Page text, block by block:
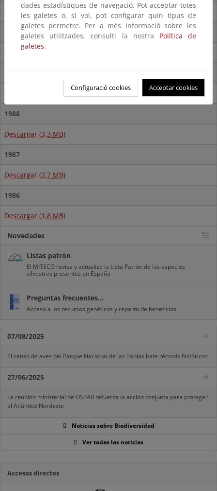
Descargar (4,2 MB)
Descargar (3,3 MB)
1988
Descargar (3,3 MB)
1987
Descargar (2,7 MB)
1986
Descargar (1,8 MB)
Novedades
Listas patrón
El MITECO revisa y actualiza la Lista Patrón de las especies
silvestres presentes en España
Preguntas frecuentes...
Acceso a los recursos genéticos y reparto de beneficios
07/08/2025
El censo de aves del Parque Nacional de las Tablas bate récords históricos
27/06/2025
La reunión ministerial de OSPAR refuerza la acción conjunta para proteger
el Atlántico Nordeste
Noticias sobre Biodiversidad
Ver todas las noticias
Accesos directos
dades estadístiques de navegació. Pot acceptar totes
les galetes o, si vol, pot configurar quin tipus de
galetes permetre. Per a més informació sobre les
galetes utilitzades, consulti la nostra Política de
galetes.
Configuració cookies Acceptar cookies